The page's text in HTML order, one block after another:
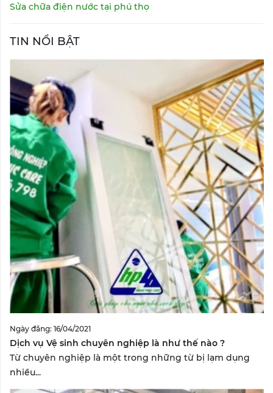
Sửa chữa điện nước tại phú thọ
TIN NỔI BẬT
Ngày đăng: 16/04/2021
Dịch vụ Vệ sinh chuyên nghiệp là như thế nào ?
Từ chuyên nghiệp là một trong những từ bị lạm dụng
nhiều...